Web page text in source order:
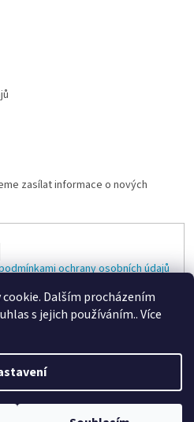
Dalším procházením
s jejich používáním.. Více
zasílat informace o nových
ochrany osobních údajů
Shoptet